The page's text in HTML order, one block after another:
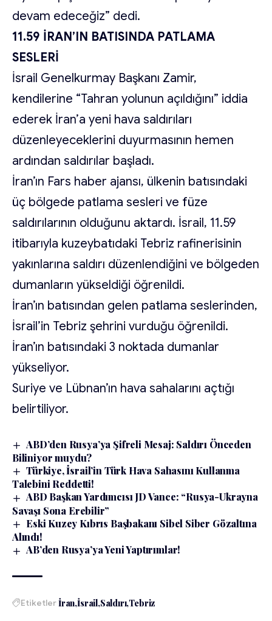
devam edeceğiz” dedi.
11.59 İRAN’IN BATISINDA PATLAMA
SESLERİ
İsrail Genelkurmay Başkanı Zamir,
kendilerine “Tahran yolunun açıldığını” iddia
ederek İran’a yeni hava saldırıları
düzenleyeceklerini duyurmasının hemen
ardından saldırılar başladı.
İran’ın Fars haber ajansı, ülkenin batısındaki
üç bölgede patlama sesleri ve füze
saldırılarının olduğunu aktardı. İsrail, 11.59
itibarıyla kuzeybatıdaki Tebriz rafinerisinin
yakınlarına saldırı düzenlendiğini ve bölgeden
dumanların yükseldiği öğrenildi.
İran’ın batısından gelen patlama seslerinden,
İsrail’in Tebriz şehrini vurduğu öğrenildi.
İran’ın batısındaki 3 noktada dumanlar
yükseliyor.
Suriye ve Lübnan’ın hava sahalarını açtığı
belirtiliyor.
ABD’den Rusya’ya Şifreli Mesaj: Saldırı Önceden
Biliniyor muydu?
Türkiye, İsrail’in Türk Hava Sahasını Kullanma
Talebini Reddetti!
ABD Başkan Yardımcısı JD Vance: “Rusya-Ukrayna
Savaşı Sona Erebilir”
Eski Kuzey Kıbrıs Başbakanı Sibel Siber Gözaltına
Alındı!
AB’den Rusya’ya Yeni Yaptırımlar!
Etiketlerİran İsrail Saldırı Tebriz